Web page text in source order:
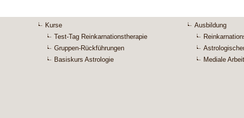
Kurse
Test-Tag Reinkarnationstherapie
Gruppen-Rückführungen
Basiskurs Astrologie
Ausbildung
Mediale